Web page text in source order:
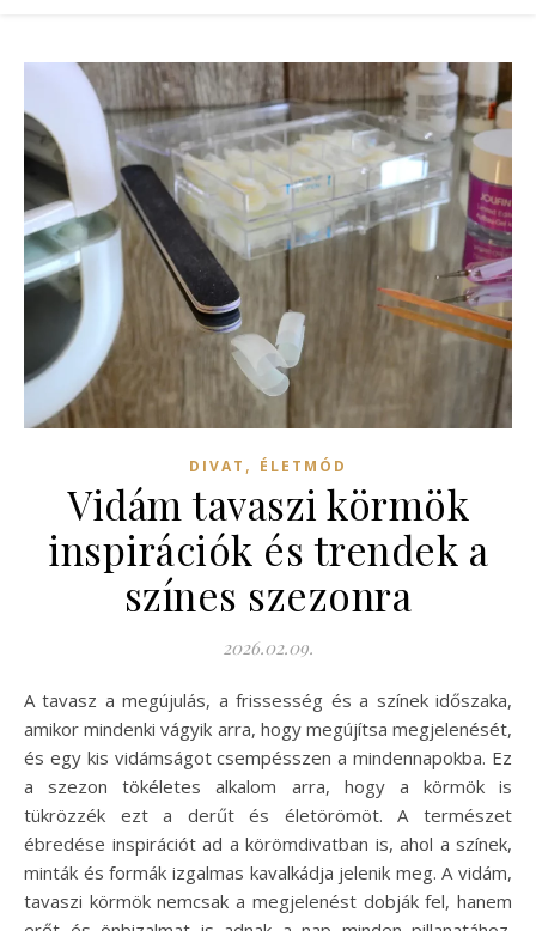
DIVAT , ÉLETMÓD
Vidám tavaszi körmök
inspirációk és trendek a
színes szezonra
2026.02.09.
A tavasz a megújulás, a frissesség és a színek időszaka,
amikor mindenki vágyik arra, hogy megújítsa megjelenését,
és egy kis vidámságot csempésszen a mindennapokba. Ez
a szezon tökéletes alkalom arra, hogy a körmök is
tükrözzék ezt a derűt és életörömöt. A természet
ébredése inspirációt ad a körömdivatban is, ahol a színek,
minták és formák izgalmas kavalkádja jelenik meg. A vidám,
tavaszi körmök nemcsak a megjelenést dobják fel, hanem